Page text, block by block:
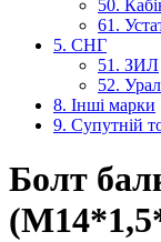
50.
61.
5. СНГ
51. ЗИЛ
52. Урал
8. Інші марки
9. Супутній
Болт